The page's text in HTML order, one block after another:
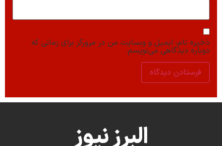
ذخیره نام، ایمیل و وبسایت من در مرورگر برای زمانی که
دوباره دیدگاهی می‌نویسم.
البرز نیوز